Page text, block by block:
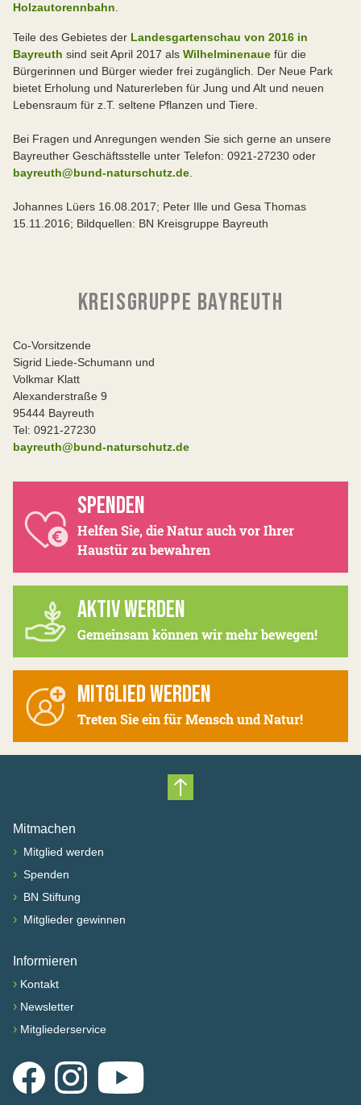
Holzautorennbahn
Teile des Gebietes der Landesgartenschau von 2016 in
Bayreuth sind seit April 2017 als Wilhelminenaue für die
Bürgerinnen und Bürger wieder frei zugänglich. Der Neue Park
bietet Erholung und Naturerleben für Jung und Alt und neuen
Lebensraum für z.T. seltene Pflanzen und Tiere.
Bei Fragen und Anregungen wenden Sie sich gerne an unsere
Bayreuther Geschäftsstelle unter Telefon: 0921-27230 oder
bayreuth@bund-naturschutz.de
Johannes Lüers 16.08.2017; Peter Ille und Gesa Thomas
15.11.2016; Bildquellen: BN Kreisgruppe Bayreuth
KREISGRUPPE BAYREUTH
Co-Vorsitzende
Sigrid Liede-Schumann und
Volkmar Klatt
Alexanderstraße 9
95444 Bayreuth
Tel: 0921-27230
bayreuth@bund-naturschutz.de
SPENDEN
Helfen Sie, die Natur auch vor Ihrer
Haustür zu bewahren
AKTIV WERDEN
Gemeinsam können wir mehr bewegen!
MITGLIED WERDEN
Treten Sie ein für Mensch und Natur!
Nach oben scrollen
Mitmachen
› Mitglied werden
› Spenden
› BN Stiftung
› Mitglieder gewinnen
Informieren
› Kontakt
› Newsletter
› Mitgliederservice
FacebookInstagramYouTube